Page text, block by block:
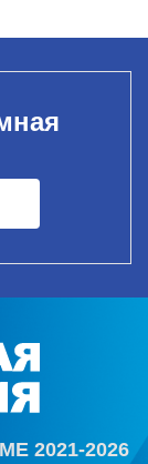
2021-2026